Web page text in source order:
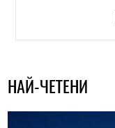
НАЙ-ЧЕТЕНИ